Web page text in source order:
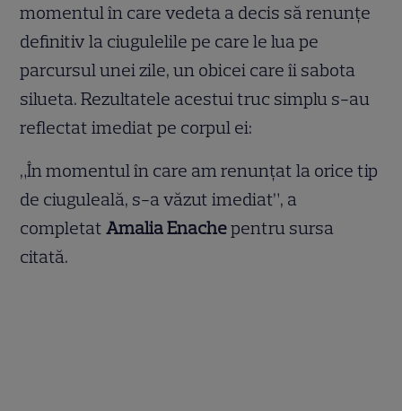
momentul în care vedeta a decis să renunțe
definitiv la ciugulelile pe care le lua pe
parcursul unei zile, un obicei care îi sabota
silueta. Rezultatele acestui truc simplu s-au
reflectat imediat pe corpul ei:
„În momentul în care am renunțat la orice tip
de ciuguleală, s-a văzut imediat”, a
completatAmalia Enachepentru sursa
citată.